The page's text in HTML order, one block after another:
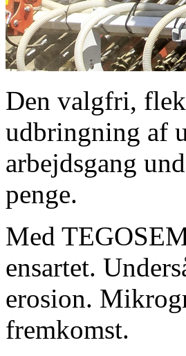
Den valgfri,
udbringning af
arbejdsgang
penge.
Med
ensartet.
erosion.
fremkomst.